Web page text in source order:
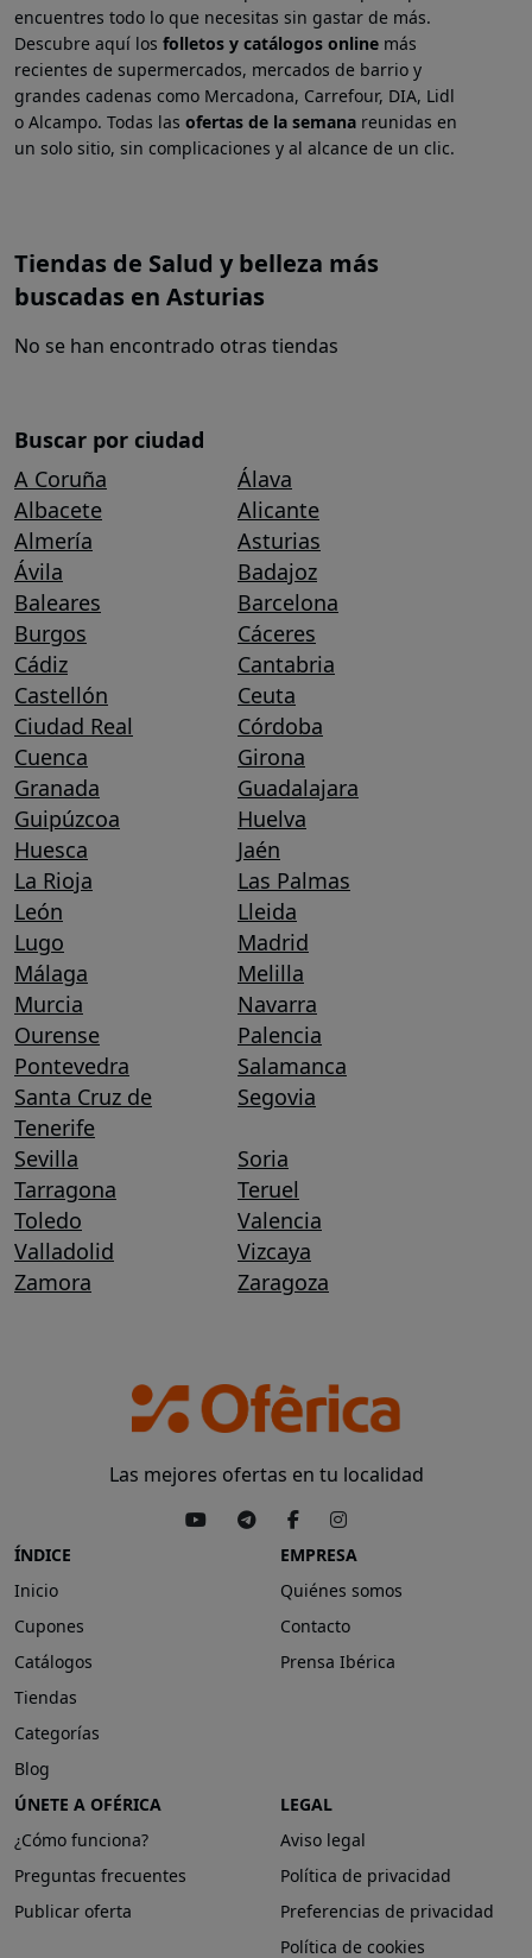
encuentres todo lo que necesitas sin gastar de más.
Descubre aquí los folletos y catálogos online más
recientes de supermercados, mercados de barrio y
grandes cadenas como Mercadona, Carrefour, DIA, Lidl
o Alcampo. Todas las ofertas de la semana reunidas en
un solo sitio, sin complicaciones y al alcance de un clic.
Tiendas de Salud y belleza más
buscadas en Asturias
No se han encontrado otras tiendas
Buscar por ciudad
A Coruña
Álava
Albacete
Alicante
Almería
Asturias
Ávila
Badajoz
Baleares
Barcelona
Burgos
Cáceres
Cádiz
Cantabria
Castellón
Ceuta
Ciudad Real
Córdoba
Cuenca
Girona
Granada
Guadalajara
Guipúzcoa
Huelva
Huesca
Jaén
La Rioja
Las Palmas
León
Lleida
Lugo
Madrid
Málaga
Melilla
Murcia
Navarra
Ourense
Palencia
Pontevedra
Salamanca
Santa Cruz de
Tenerife
Segovia
Sevilla
Soria
Tarragona
Teruel
Toledo
Valencia
Valladolid
Vizcaya
Zamora
Zaragoza
Las mejores ofertas en tu localidad
ÍNDICE
Inicio
Cupones
Catálogos
Tiendas
Categorías
Blog
EMPRESA
Quiénes somos
Contacto
Prensa Ibérica
ÚNETE A OFÉRICA
¿Cómo funciona?
Preguntas frecuentes
Publicar oferta
LEGAL
Aviso legal
Política de privacidad
Preferencias de privacidad
Política de cookies